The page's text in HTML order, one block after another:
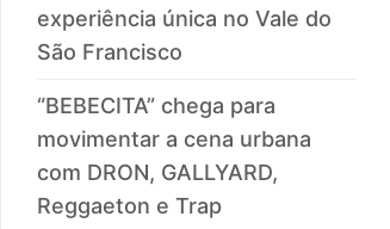
experiência única no Vale do
São Francisco
“BEBECITA” chega para
movimentar a cena urbana
com DRON, GALLYARD,
Reggaeton e Trap